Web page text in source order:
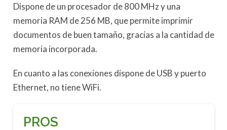
Dispone de un procesador de 800 MHz y una
memoria RAM de 256 MB, que permite imprimir
documentos de buen tamaño, gracias a la cantidad de
memoria incorporada.
En cuanto a las conexiones dispone de USB y puerto
Ethernet, no tiene WiFi.
PROS